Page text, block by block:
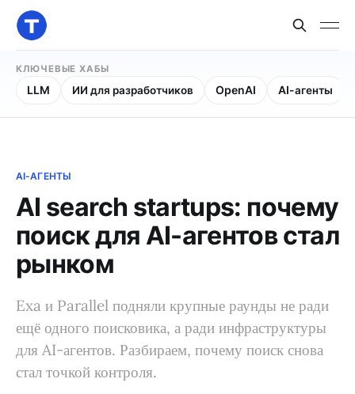
КЛЮЧЕВЫЕ ХАБЫ
LLM ИИ для разработчиков OpenAI AI-агенты
AI-АГЕНТЫ
AI search startups: почему
поиск для AI-агентов стал
рынком
Exa и Parallel подняли крупные раунды не ради
ещё одного поисковика, а ради инфраструктуры
для AI-агентов. Разбираем, почему поиск снова
стал точкой контроля.